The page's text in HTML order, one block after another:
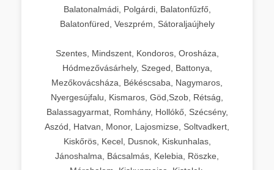
Balatonalmádi, Polgárdi, Balatonfűzfő,
Balatonfüred, Veszprém, Sátoraljaújhely
Szentes, Mindszent, Kondoros, Orosháza,
Hódmezővásárhely, Szeged, Battonya,
Mezőkovácsháza, Békéscsaba, Nagymaros,
Nyergesújfalu, Kismaros, Göd,Szob, Rétság,
Balassagyarmat, Romhány, Hollókő, Szécsény,
Aszód, Hatvan, Monor, Lajosmizse, Soltvadkert,
Kiskőrös, Kecel, Dusnok, Kiskunhalas,
Jánoshalma, Bácsalmás, Kelebia, Röszke,